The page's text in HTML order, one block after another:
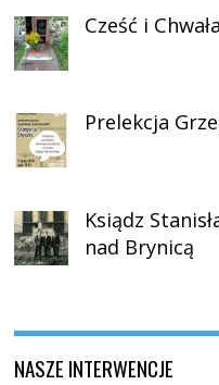
Cześć i
Prelekcja
Ksiądz
nad Brynicą
NASZE INTERWENCJE